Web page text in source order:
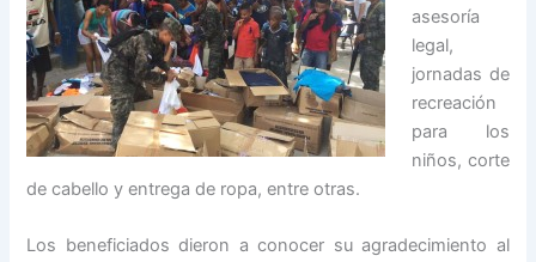
asesoría
legal,
jornadas de
recreación
para los
niños, corte
de cabello y entrega de ropa, entre otras.
Los beneficiados dieron a conocer su agradecimiento al